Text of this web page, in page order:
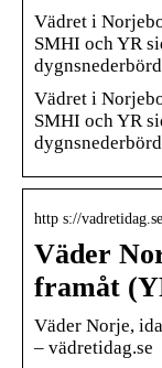
Vädret i
SMHI och YR
Vädret i
SMHI och YR
http s://
Väder
framåt
Väder Norje,
– vädretidag.se